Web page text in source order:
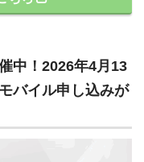
中！2026年4月13
バイル申し込みが